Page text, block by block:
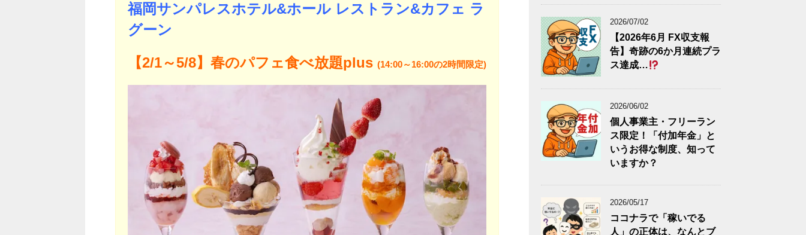
福岡サンパレスホテル&ホール レストラン&カフェ ラ
グーン
【2/1～5/8】春のパフェ食べ放題plus (14:00～16:00の2時間限定)
2026/07/02
【2026年6月 FX収支報
告】奇跡の6か月連続プラ
ス達成…
2026/06/02
個人事業主・フリーラン
ス限定！「付加年金」と
いうお得な制度、知って
いますか？
2026/05/17
ココナラで「稼いでる
人」の正体は、なんとブ